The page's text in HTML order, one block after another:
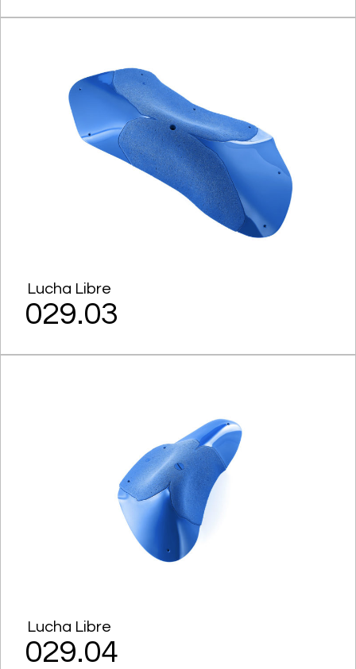
Lucha Libre
029.03
Lucha Libre
029.04